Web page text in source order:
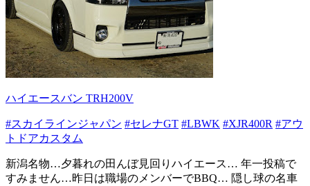
ハイエースバン TRH200V
#スカイラインジャパン #セレナGT #LBWK #XJR400R #アウ
トドアカスタム
新潟名物…夕暮れの田んぼ見回りハイエース… 年一投稿で
すみません…昨日は職場のメンバーでBBQ… 隠し球の名車